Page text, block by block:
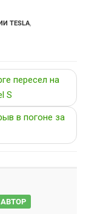
TESLA,
пересел на
S
в погоне за
АВТОР